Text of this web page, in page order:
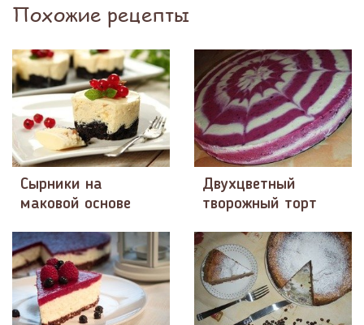
Похожие рецепты
Сырники на
маковой основе
Двухцветный
творожный торт